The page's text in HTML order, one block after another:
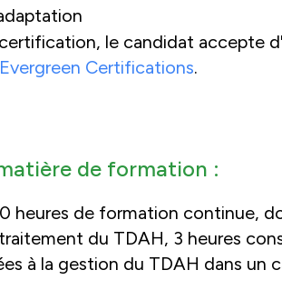
le candidat accepte
Certifications.
de formation :
heures de formation continue,
du TDAH, 3 heures
à la gestion du TDAH dans un